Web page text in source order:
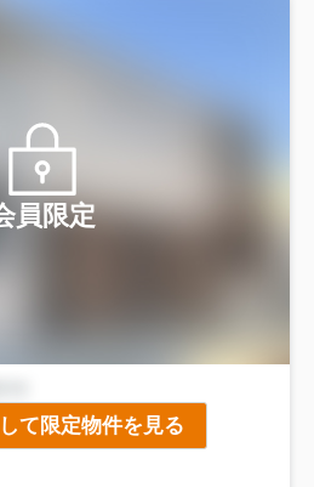
員限定
て限定物件を見る